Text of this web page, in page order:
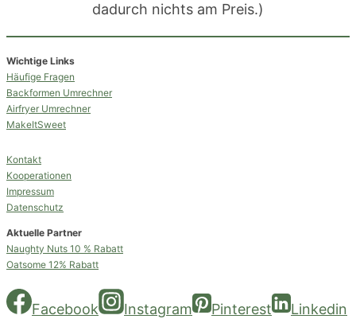
dadurch nichts am Preis.)
Wichtige Links
Häufige Fragen
Backformen Umrechner
Airfryer Umrechner
MakeItSweet
Kontakt
Kooperationen
Impressum
Datenschutz
Aktuelle Partner
Naughty Nuts 10 % Rabatt
Oatsome 12% Rabatt
Facebook Instagram Pinterest Linkedin